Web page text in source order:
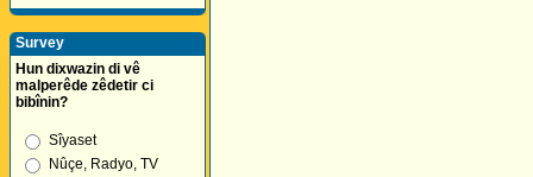
Survey
Hun dixwazin di vê
malperêde zêdetir ci
bibînin?
Sîyaset
Nûçe, Radyo, TV